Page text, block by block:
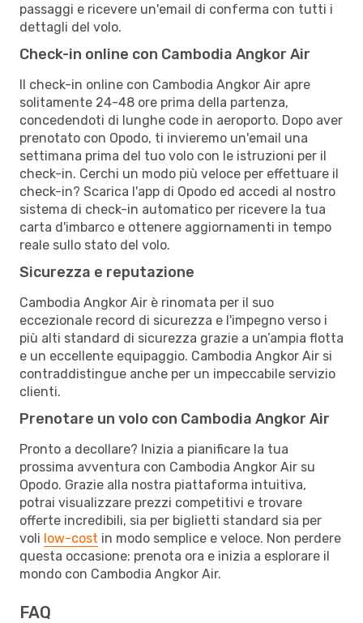
passaggi e ricevere un'email di conferma con tutti i
dettagli del volo.
Check-in online con Cambodia Angkor Air
Il check-in online con Cambodia Angkor Air apre
solitamente 24-48 ore prima della partenza,
concedendoti di lunghe code in aeroporto. Dopo aver
prenotato con Opodo, ti invieremo un'email una
settimana prima del tuo volo con le istruzioni per il
check-in. Cerchi un modo più veloce per effettuare il
check-in? Scarica l'app di Opodo ed accedi al nostro
sistema di check-in automatico per ricevere la tua
carta d'imbarco e ottenere aggiornamenti in tempo
reale sullo stato del volo.
Sicurezza e reputazione
Cambodia Angkor Air è rinomata per il suo
eccezionale record di sicurezza e l'impegno verso i
più alti standard di sicurezza grazie a un’ampia flotta
e un eccellente equipaggio. Cambodia Angkor Air si
contraddistingue anche per un impeccabile servizio
clienti.
Prenotare un volo con Cambodia Angkor Air
Pronto a decollare? Inizia a pianificare la tua
prossima avventura con Cambodia Angkor Air su
Opodo. Grazie alla nostra piattaforma intuitiva,
potrai visualizzare prezzi competitivi e trovare
offerte incredibili, sia per biglietti standard sia per
voli low-cost in modo semplice e veloce. Non perdere
questa occasione: prenota ora e inizia a esplorare il
mondo con Cambodia Angkor Air.
FAQ